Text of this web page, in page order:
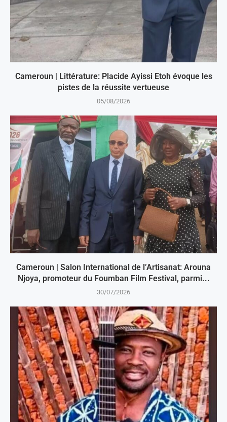
Cameroun | Littérature: Placide Ayissi Etoh évoque les
pistes de la réussite vertueuse
05/08/2026
Cameroun | Salon International de l’Artisanat: Arouna
Njoya, promoteur du Foumban Film Festival, parmi...
30/07/2026